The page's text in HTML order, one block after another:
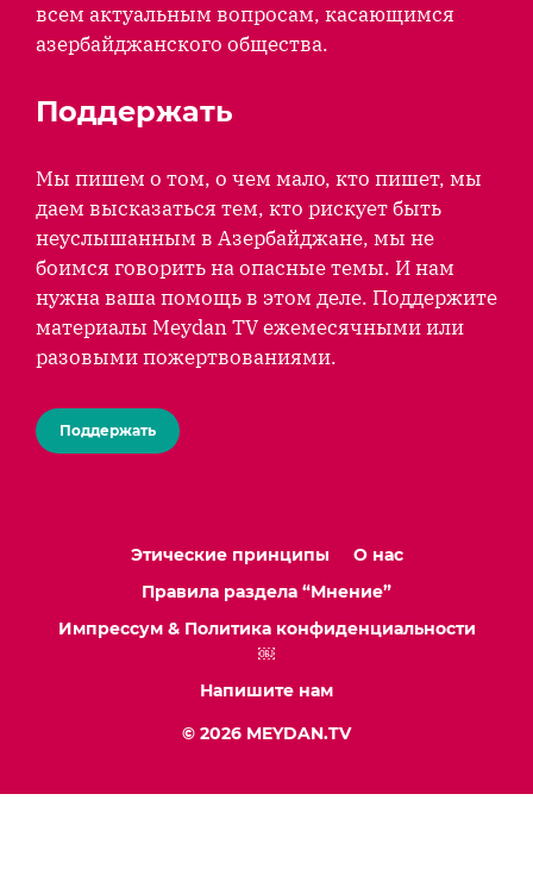
всем актуальным вопросам, касающимся
азербайджанского общества.
Поддержать
Мы пишем о том, о чем мало, кто пишет, мы
даем высказаться тем, кто рискует быть
неуслышанным в Азербайджане, мы не
боимся говорить на опасные темы. И нам
нужна ваша помощь в этом деле. Поддержите
материалы Meydan TV ежемесячными или
разовыми пожертвованиями.
Поддержать
Этические принципы
О нас
Правила раздела “Мнение”
Импрессум & Политика конфиденциальности
￼
Напишите нам
© 2026 MEYDAN.TV